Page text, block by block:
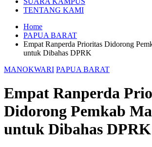
TENTANG KAMI
Home
PAPUA BARAT
Empat Ranperda Prioritas Didorong
untuk Dibahas DPRK
MANOKWARI PAPUA BARAT
Empat Ranperda
Didorong Pemkab
untuk Dibahas DPRK